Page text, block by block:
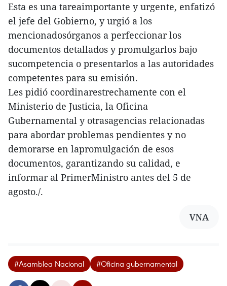
Esta es una tareaimportante y urgente, enfatizó
el jefe del Gobierno, y urgió a los
mencionadosórganos a perfeccionar los
documentos detallados y promulgarlos bajo
sucompetencia o presentarlos a las autoridades
competentes para su emisión.
Les pidió coordinarestrechamente con el
Ministerio de Justicia, la Oficina
Gubernamental y otrasagencias relacionadas
para abordar problemas pendientes y no
demorarse en lapromulgación de esos
documentos, garantizando su calidad, e
informar al PrimerMinistro antes del 5 de
agosto./.
VNA
#Asamblea Nacional #Oficina gubernamental